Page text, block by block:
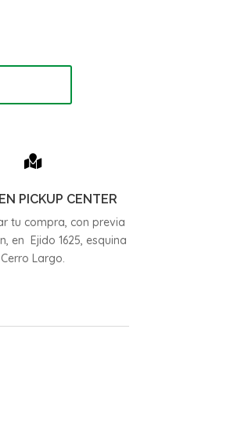

PICKUP CENTER
tu compra, con previa
en Ejido 1625, esquina
Cerro Largo.